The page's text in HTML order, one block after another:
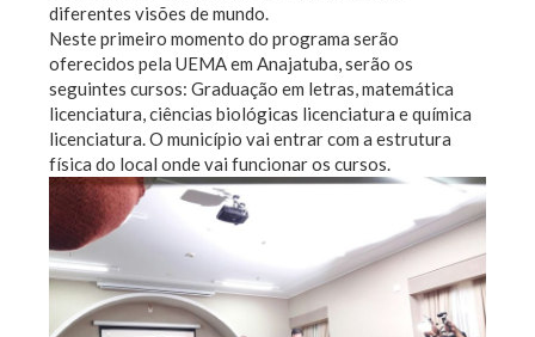
diferentes visões de mundo.
Neste primeiro momento do programa serão
oferecidos pela UEMA em Anajatuba, serão os
seguintes cursos: Graduação em letras, matemática
licenciatura, ciências biológicas licenciatura e química
licenciatura. O município vai entrar com a estrutura
física do local onde vai funcionar os cursos.